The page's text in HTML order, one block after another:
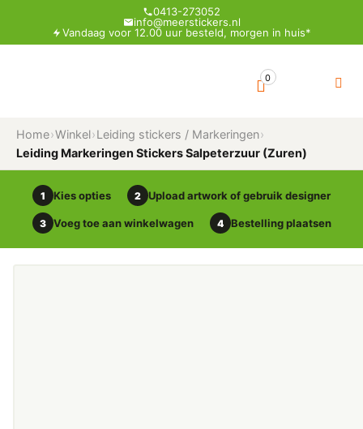
0413-273052
info@meerstickers.nl
Vandaag voor 12.00 uur besteld, morgen in huis*
0
Home›Winkel›Leiding stickers / Markeringen›
Leiding Markeringen Stickers Salpeterzuur (Zuren)
1 Kies opties 2 Upload artwork of gebruik designer
3 Voeg toe aan winkelwagen 4 Bestelling plaatsen